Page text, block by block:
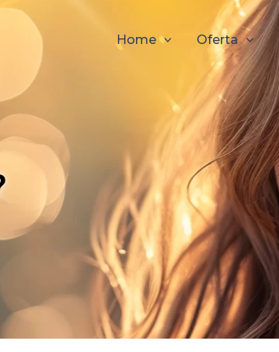
Home Oferta